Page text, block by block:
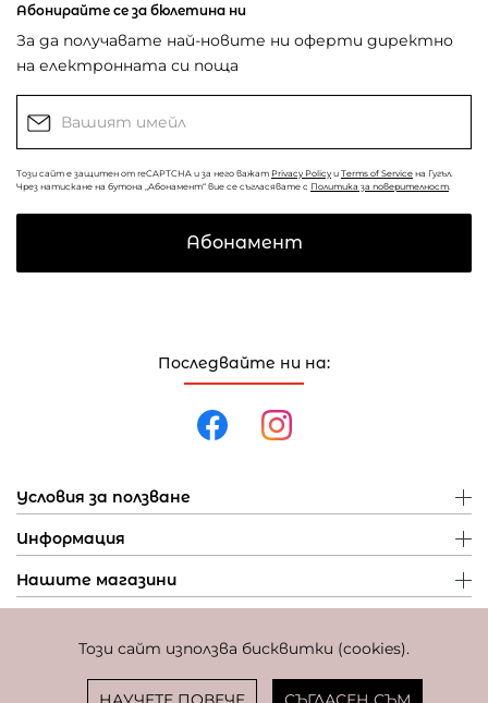
Този сайт използва бисквитки (cookies).
Последвайте ни на:
Условия за ползване
Информация
Нашите магазини
Абонирайте се за бюлетина ни
За да получавате най-новите ни оферти директно
на електронната си поща
Този сайт е защитен от reCAPTCHA и за него важат Privacy Policy и Terms of Service на Гугъл.
Чрез натискане на бутона „Абонамент“ вие се съгласявате с Политика за поверителност
Абонамент
Фиксиран курс за превалутиране: 1 EUR = 1,95583 BGN